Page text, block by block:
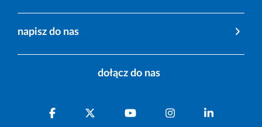
napisz do nas
dołącz do nas